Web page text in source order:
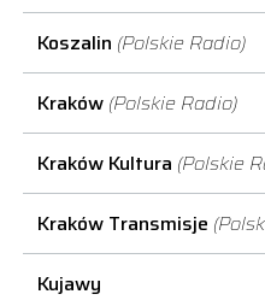
Koszalin (Polskie Radio)
Kraków (Polskie Radio)
Kraków Kultura (Polskie
Kraków Transmisje
Kujawy